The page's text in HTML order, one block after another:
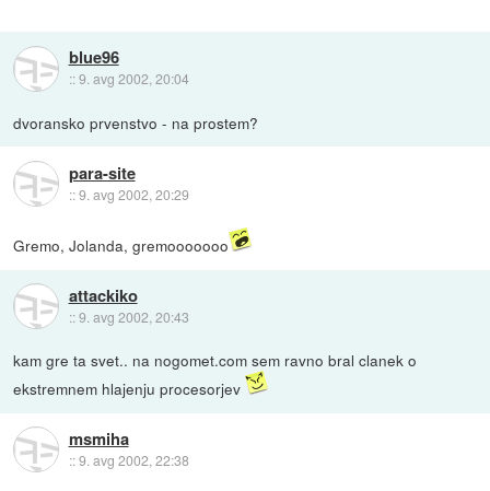
blue96
::9. avg 2002, 20:04
dvoransko prvenstvo - na prostem?
para-site
::9. avg 2002, 20:29
Gremo, Jolanda, gremooooooo
attackiko
::9. avg 2002, 20:43
kam gre ta svet.. na nogomet.com sem ravno bral clanek o
ekstremnem hlajenju procesorjev
msmiha
::9. avg 2002, 22:38